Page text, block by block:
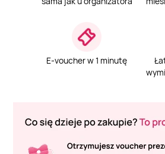
E-voucher w 1 minutę